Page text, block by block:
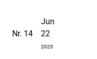
Nr. 14
Jun
22
2025